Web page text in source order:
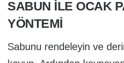
SABUN İLE OCAK
YÖNTEMİ
Sabunu rendeleyin ve